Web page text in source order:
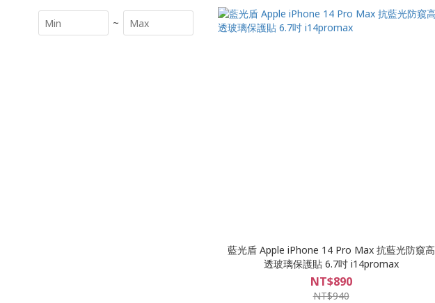
~
藍光盾 Apple iPhone 14 Pro Max 抗藍光防窺高
透玻璃保護貼 6.7吋 i14promax
NT$890
NT$940